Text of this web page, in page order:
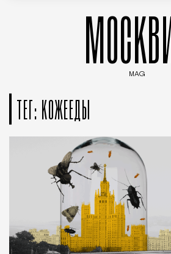
MAG
ТЕГ: КОЖЕЕДЫ